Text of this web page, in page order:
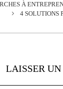
À
4 SOLUTIONS
LAISSER